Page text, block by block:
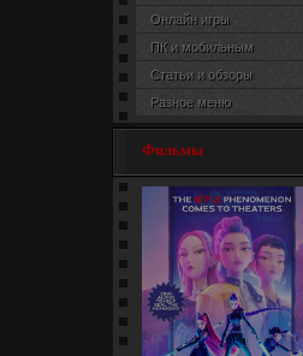
Онлайн игры
ПК и мобильным
Статьи и обзоры
Разное меню
Фильмы